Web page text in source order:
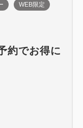
WEB限定
約でお得に